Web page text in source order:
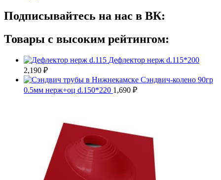
Подписывайтесь на нас в ВК:
Товары с высоким рейтингом:
Дефлектор нерж d.115*200
2,190 ₽
Сэндвич-колено 90гр
0.5мм нерж+оц d.150*220 1,690 ₽